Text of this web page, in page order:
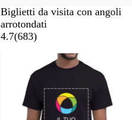
Biglietti da visita con angoli
arrotondati
4.7(683)